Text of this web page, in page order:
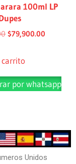
100ml LP
$79,900.00
por whatsapp
Unidos